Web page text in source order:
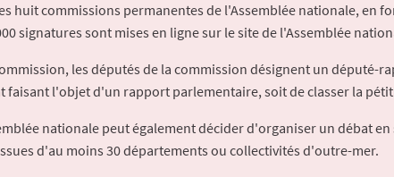
huit commissions permanentes de l'Assemblée nationale, en
signatures sont mises en ligne sur le site de l'Assemblée
les députés de la commission désignent un député-
faisant l'objet d'un rapport parlementaire, soit de classer la
nationale peut également décider d'organiser un débat
d'au moins 30 départements ou collectivités d'outre-mer.